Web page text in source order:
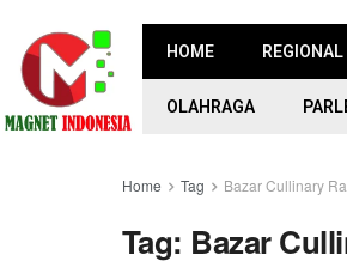
HOME REGIONAL
OLAHRAGA
Home Tag Bazar Cullinary
Tag: Bazar